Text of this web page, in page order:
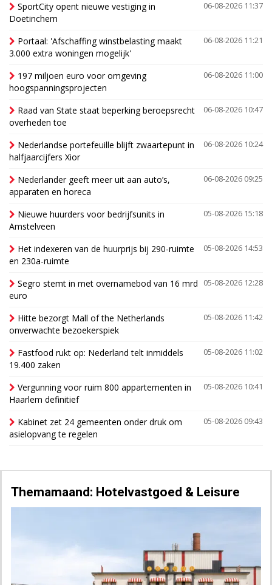
06-08-2026 11:37
SportCity opent nieuwe vestiging in
Doetinchem
06-08-2026 11:21
Portaal: 'Afschaffing winstbelasting maakt
3.000 extra woningen mogelijk'
06-08-2026 11:00
197 miljoen euro voor omgeving
hoogspanningsprojecten
06-08-2026 10:47
Raad van State staat beperking beroepsrecht
overheden toe
06-08-2026 10:24
Nederlandse portefeuille blijft zwaartepunt in
halfjaarcijfers Xior
06-08-2026 09:25
Nederlander geeft meer uit aan auto’s,
apparaten en horeca
05-08-2026 15:18
Nieuwe huurders voor bedrijfsunits in
Amstelveen
05-08-2026 14:53
Het indexeren van de huurprijs bij 290-ruimte
en 230a-ruimte
05-08-2026 12:28
Segro stemt in met overnamebod van 16 mrd
euro
05-08-2026 11:42
Hitte bezorgt Mall of the Netherlands
onverwachte bezoekerspiek
05-08-2026 11:02
Fastfood rukt op: Nederland telt inmiddels
19.400 zaken
05-08-2026 10:41
Vergunning voor ruim 800 appartementen in
Haarlem definitief
05-08-2026 09:43
Kabinet zet 24 gemeenten onder druk om
asielopvang te regelen
Themamaand: Hotelvastgoed & Leisure